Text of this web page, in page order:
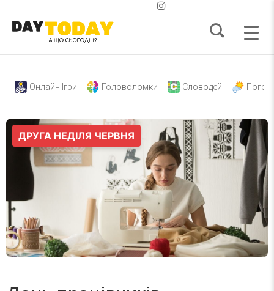
Онлайн Ігри Головоломки Словодей